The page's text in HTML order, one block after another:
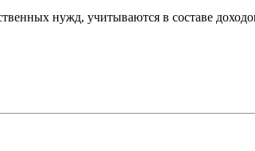
нужд, учитываются в составе